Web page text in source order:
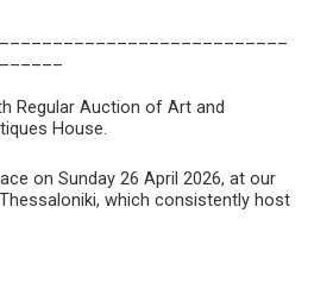
Regular Auction of Art and
House.
on Sunday 26 April 2026, at our
which consistently host